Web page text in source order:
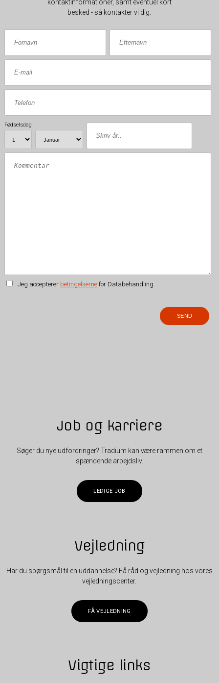
kontaktinformationer, samt eventuel kort
besked - så kontakter vi dig.
Fødselsdag
Jeg accepterer betingelsernefor Databehandling
Job og karriere
Søger du nye udfordringer? Tradium kan være rammen om et
spændende arbejdsliv.
LEDIGE JOB
Vejledning
Har du spørgsmål til en uddannelse? Få råd og vejledning hos vores
vejledningscenter.
FÅ VEJLEDNING
Vigtige links